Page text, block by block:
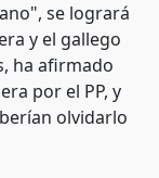
se logrará
y el gallego
ha afirmado
por el PP, y
olvidarlo